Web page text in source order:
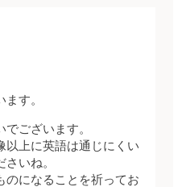
す。
ございます。
以上に英語は通じにくい
いね。
のになることを祈ってお